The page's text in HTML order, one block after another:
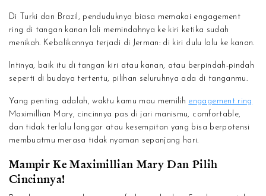
Di Turki dan Brazil, penduduknya biasa memakai engagement
ring di tangan kanan lali memindahnya ke kiri ketika sudah
menikah. Kebalikannya terjadi di Jerman: di kiri dulu lalu ke kanan.
Intinya, baik itu di tangan kiri atau kanan, atau berpindah-pindah
seperti di budaya tertentu, pilihan seluruhnya ada di tanganmu.
Yang penting adalah, waktu kamu mau memilih engagement ring
Maximillian Mary, cincinnya pas di jari manismu, comfortable,
dan tidak terlalu longgar atau kesempitan yang bisa berpotensi
membuatmu merasa tidak nyaman sepanjang hari.
Mampir Ke Maximillian Mary Dan Pilih
Cincinnya!